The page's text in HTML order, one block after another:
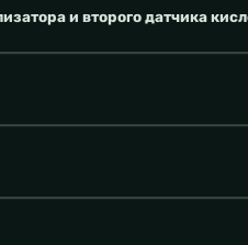
и второго датчика